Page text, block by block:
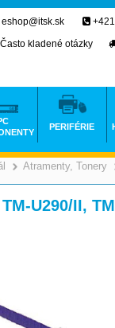
>
Atramenty, Tonery
U290/II,
eshop@itsk.sk
Často kladené otázky
PERIFÉRIE